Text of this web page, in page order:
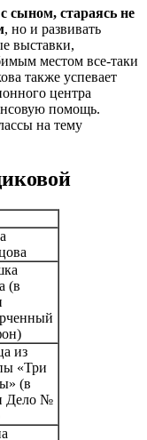
сыном, стараясь не
, но и развивать
выставки,
местом все-таки
также успевает
центра
помощь.
на тему
(в
из
«Три
(в
Дело №